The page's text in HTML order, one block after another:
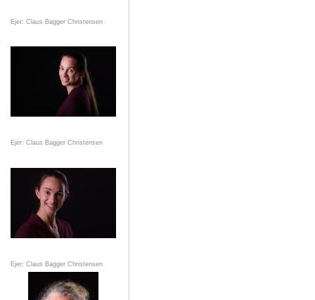
Ejer: Claus Bagger Christensen
Ejer: Claus Bagger Christensen
Ejer: Claus Bagger Christensen